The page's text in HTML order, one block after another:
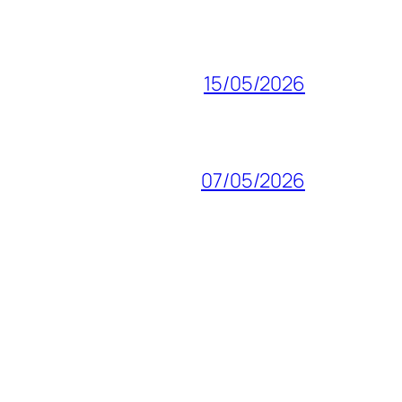
15/05/2026
07/05/2026